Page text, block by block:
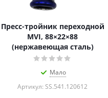
Пресс-тройник переходной
MVI, 88×22×88
(нержавеющая сталь)
Мало
Артикул: SS.541.120612